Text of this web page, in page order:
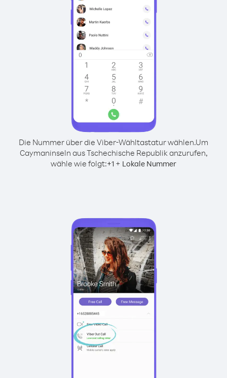
Die Nummer über die Viber-Wähltastatur wählen.Um
Caymaninseln aus Tschechische Republik anzurufen,
wähle wie folgt:+1 + Lokale Nummer